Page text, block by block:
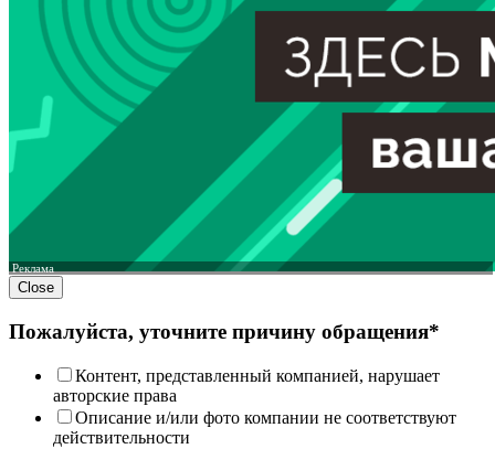
Реклама
Close
Пожалуйста, уточните причину обращения*
Контент, представленный компанией, нарушает
авторские права
Описание и/или фото компании не соответствуют
действительности